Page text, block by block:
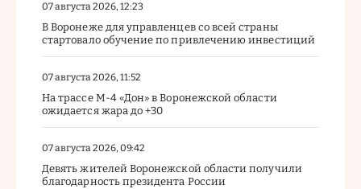
07 августа 2026, 12:23
В Воронеже для управленцев со всей страны
стартовало обучение по привлечению инвестиций
07 августа 2026, 11:52
На трассе М-4 «Дон» в Воронежской области
ожидается жара до +30
07 августа 2026, 09:42
Девять жителей Воронежской области получили
благодарность президента России